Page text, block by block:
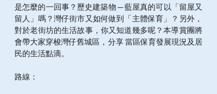
是怎麼的一回事？歷史建築物 ─ 藍屋真的可以「留屋又
留人」嗎？灣仔街市又如何做到「主體保育」？另外，
對於老街坊的生活故事，你又知道幾多呢？本導賞團將
會帶大家穿梭灣仔舊城區，分享 當區保育發展現況及居
民的生活點滴。
路線：